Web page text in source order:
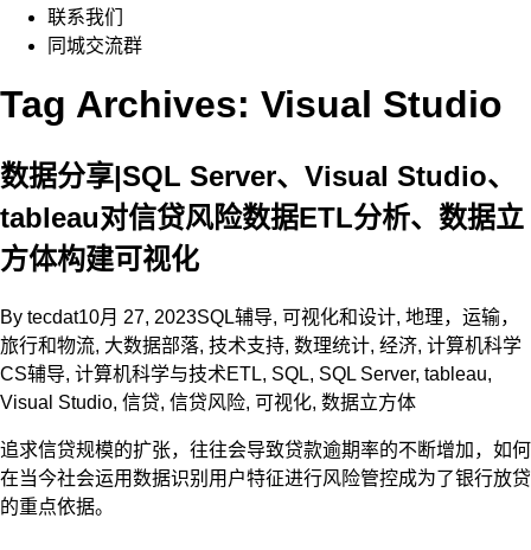
联系我们
同城交流群
Tag Archives: Visual Studio
数据分享|SQL Server、Visual Studio、
tableau对信贷风险数据ETL分析、数据立
方体构建可视化
By tecdat10月 27, 2023SQL辅导, 可视化和设计, 地理，运输，
旅行和物流, 大数据部落, 技术支持, 数理统计, 经济, 计算机科学
CS辅导, 计算机科学与技术ETL, SQL, SQL Server, tableau,
Visual Studio, 信贷, 信贷风险, 可视化, 数据立方体
追求信贷规模的扩张，往往会导致贷款逾期率的不断增加，如何
在当今社会运用数据识别用户特征进行风险管控成为了银行放贷
的重点依据。